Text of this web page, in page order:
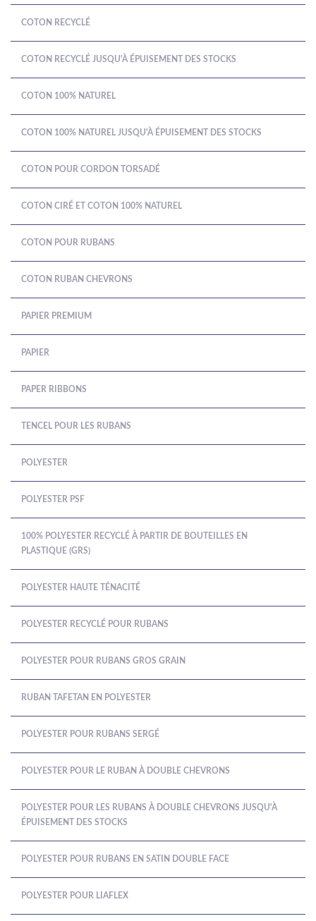
COTON RECYCLÉ
COTON RECYCLÉ JUSQU'À ÉPUISEMENT DES STOCKS
COTON 100% NATUREL
COTON 100% NATUREL JUSQU'À ÉPUISEMENT DES STOCKS
COTON POUR CORDON TORSADÉ
COTON CIRÉ ET COTON 100% NATUREL
COTON POUR RUBANS
COTON RUBAN CHEVRONS
PAPIER PREMIUM
PAPIER
PAPER RIBBONS
TENCEL POUR LES RUBANS
POLYESTER
POLYESTER PSF
100% POLYESTER RECYCLÉ À PARTIR DE BOUTEILLES EN
PLASTIQUE (GRS)
POLYESTER HAUTE TÉNACITÉ
POLYESTER RECYCLÉ POUR RUBANS
POLYESTER POUR RUBANS GROS GRAIN
RUBAN TAFETAN EN POLYESTER
POLYESTER POUR RUBANS SERGÉ
POLYESTER POUR LE RUBAN À DOUBLE CHEVRONS
POLYESTER POUR LES RUBANS À DOUBLE CHEVRONS JUSQU'À
ÉPUISEMENT DES STOCKS
POLYESTER POUR RUBANS EN SATIN DOUBLE FACE
POLYESTER POUR LIAFLEX